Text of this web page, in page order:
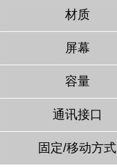
材质
屏幕
容量
通讯接口
固定/移动方式